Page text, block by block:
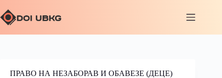
ПРАВО НА НЕЗАБОРАВ И ОБАВЕЗЕ (ДЕЦЕ)